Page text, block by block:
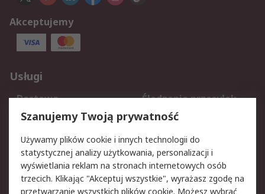
Akceptujemy
Usługi
Dostawa
Śledzenie przesyłek
Reklamacje i zwroty
Rejestracja
Aspekty prawne
Bezpieczeństwo e-
Polityka dotycząca
Szanujemy Twoją prywatność
Używamy plików cookie i innych technologii do
statystycznej analizy użytkowania, personalizacji i
wyświetlania reklam na stronach internetowych osób
trzecich. Klikając "Akceptuj wszystkie", wyrażasz zgodę na
przetwarzanie wszystkich plików cookie. Możesz wybrać